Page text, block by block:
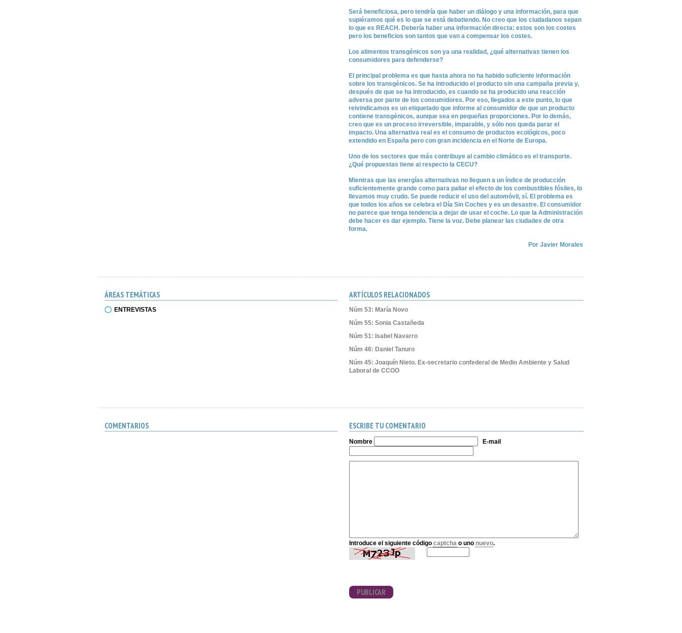
Será beneficiosa, pero tendría que haber un diálogo y una información, para que
supiéramos qué es lo que se está debatiendo. No creo que los ciudadanos sepan
lo que es REACH. Debería haber una información directa: estos son los costes
pero los beneficios son tantos que van a compensar los costes.
Los alimentos transgénicos son ya una realidad, ¿qué alternativas tienen los
consumidores para defenderse?
El principal problema es que hasta ahora no ha habido suficiente información
sobre los transgénicos. Se ha introducido el producto sin una campaña previa y,
después de que se ha introducido, es cuando se ha producido una reacción
adversa por parte de los consumidores. Por eso, llegados a este punto, lo que
reivindicamos es un etiquetado que informe al consumidor de que un producto
contiene transgénicos, aunque sea en pequeñas proporciones. Por lo demás,
creo que es un proceso irreversible, imparable, y sólo nos queda parar el
impacto. Una alternativa real es el consumo de productos ecológicos, poco
extendido en España pero con gran incidencia en el Norte de Europa.
Uno de los sectores que más contribuye al cambio climático es el transporte.
¿Qué propuestas tiene al respecto la CECU?
Mientras que las energías alternativas no lleguen a un índice de producción
suficientemente grande como para paliar el efecto de los combustibles fósiles, lo
llevamos muy crudo. Se puede reducir el uso del automóvil, sí. El problema es
que todos los años se celebra el Día Sin Coches y es un desastre. El consumidor
no parece que tenga tendencia a dejar de usar el coche. Lo que la Administración
debe hacer es dar ejemplo. Tiene la voz. Debe planear las ciudades de otra
forma.
Por Javier Morales
ÁREAS TEMÁTICAS
ENTREVISTAS
ARTÍCULOS RELACIONADOS
Núm 53: María Novo
Núm 55: Sonia Castañeda
Núm 51: Isabel Navarro
Núm 46: Daniel Tanuro
Núm 45: Joaquín Nieto. Ex-secretario confederal de Medio Ambiente y Salud
Laboral de CCOO
COMENTARIOS ESCRIBE TU COMENTARIO
Nombre E-mail
Introduce el siguiente código captchao uno nuevo.
PUBLICAR